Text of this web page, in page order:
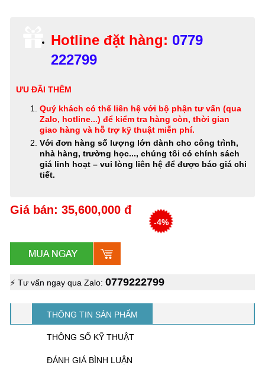
Hotline đặt hàng: 0779
222799
ƯU ĐÃI THÊM
Quý khách có thể liên hệ với bộ phận tư vấn (qua
Zalo, hotline...) để kiểm tra hàng còn, thời gian
giao hàng và hỗ trợ kỹ thuật miễn phí.
Với đơn hàng số lượng lớn dành cho công trình,
nhà hàng, trường học..., chúng tôi có chính sách
giá linh hoạt – vui lòng liên hệ để được báo giá chi
tiết.
Giá bán: 35,600,000 đ
-4%
⚡ Tư vấn ngay qua Zalo: 0779222799
THÔNG TIN SẢN PHẨM
THÔNG SỐ KỸ THUẬT
ĐÁNH GIÁ BÌNH LUẬN